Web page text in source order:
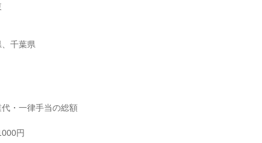
千葉県
・一律手当の総額
円